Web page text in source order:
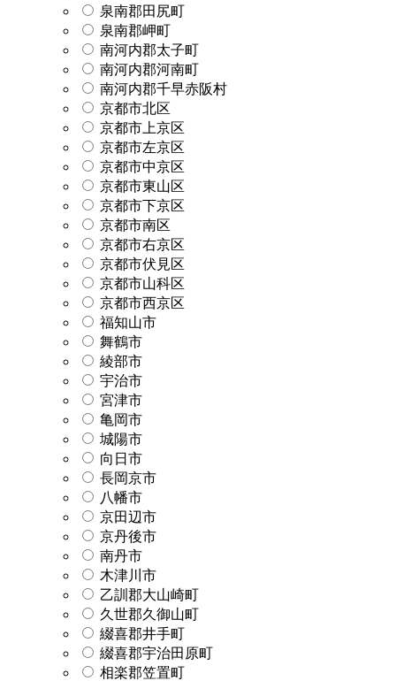
泉南郡田尻町
泉南郡岬町
南河内郡太子町
南河内郡河南町
南河内郡千早赤阪村
京都市北区
京都市上京区
京都市左京区
京都市中京区
京都市東山区
京都市下京区
京都市南区
京都市右京区
京都市伏見区
京都市山科区
京都市西京区
福知山市
舞鶴市
綾部市
宇治市
宮津市
亀岡市
城陽市
向日市
長岡京市
八幡市
京田辺市
京丹後市
南丹市
木津川市
乙訓郡大山崎町
久世郡久御山町
綴喜郡井手町
綴喜郡宇治田原町
相楽郡笠置町